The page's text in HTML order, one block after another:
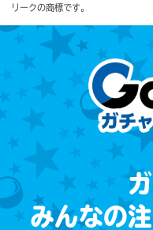
リークの商標です。
みんなの